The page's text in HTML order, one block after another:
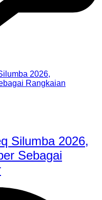
Silumba 2026,
Sebagai